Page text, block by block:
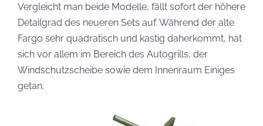
Vergleicht man beide Modelle, fällt sofort der höhere
Detailgrad des neueren Sets auf. Während der alte
Fargo sehr quadratisch und kastig daherkommt, hat
sich vor allem im Bereich des Autogrills, der
Windschutzscheibe sowie dem Innenraum Einiges
getan.